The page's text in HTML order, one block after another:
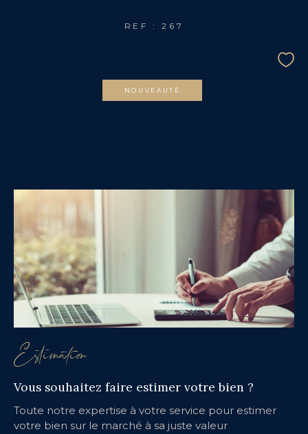
REF : 267
NOUVEAUTÉ
Estimation
Vous souhaitez faire estimer votre bien ?
Toute notre expertise à votre service pour estimer
votre bien sur le marché à sa juste valeur